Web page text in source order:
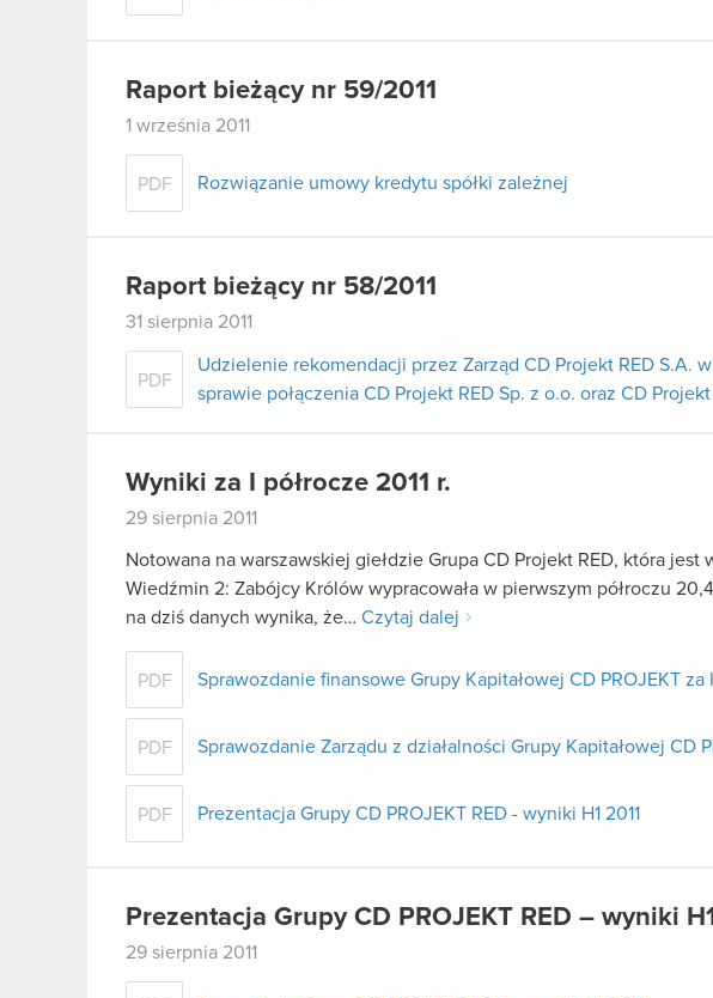
Raport bieżący nr 59/2011
1 września 2011
PDF Rozwiązanie umowy kredytu spółki zależnej
Raport bieżący nr 58/2011
31 sierpnia 2011
PDF
Udzielenie rekomendacji przez Zarząd CD Projekt RED S.A.
sprawie połączenia CD Projekt RED Sp. z o.o. oraz CD Projekt
Wyniki za I półrocze 2011 r.
29 sierpnia 2011
Notowana na warszawskiej giełdzie Grupa CD Projekt RED, która
Wiedźmin 2: Zabójcy Królów wypracowała w pierwszym półroczu
na dziś danych wynika, że… Czytaj dalej
PDF Sprawozdanie finansowe Grupy Kapitałowej CD PROJEKT za I
PDF Sprawozdanie Zarządu z działalności Grupy Kapitałowej CD
PDF Prezentacja Grupy CD PROJEKT RED - wyniki H1 2011
Prezentacja Grupy CD PROJEKT RED – wyniki
29 sierpnia 2011